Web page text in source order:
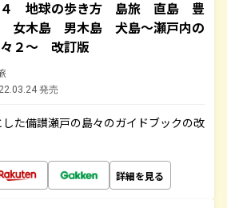
４ 地球の歩き方 島旅 直島 豊
女木島 男木島 犬島～瀬戸内の
２～ 改訂版
発売
た備讃瀬戸の島々のガイドブックの改
詳細を見る